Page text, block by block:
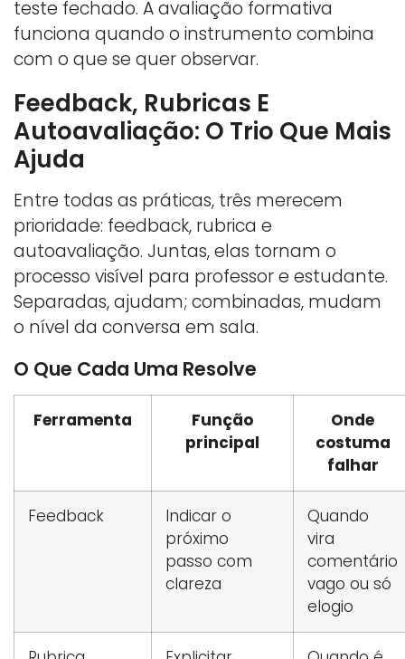
teste fechado. A avaliação formativa
funciona quando o instrumento combina
com o que se quer observar.
Feedback, Rubricas E
Autoavaliação: O Trio Que Mais
Ajuda
Entre todas as práticas, três merecem
prioridade: feedback, rubrica e
autoavaliação. Juntas, elas tornam o
processo visível para professor e estudante.
Separadas, ajudam; combinadas, mudam
o nível da conversa em sala.
O Que Cada Uma Resolve
Ferramenta
Função
principal
Onde
costuma
falhar
Feedback
Indicar o
próximo
passo com
clareza
Quando
vira
comentário
vago ou só
elogio